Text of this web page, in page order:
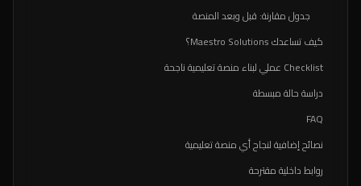
جدول مقارنة: قبل وبعد المنصة
كيف تساعدك Maestro Solutions؟
Checklist عملي لبناء منصة تعليمية ناجحة
دراسة حالة مبسطة
FAQ
نصائح إضافية لنجاح أي منصة تعليمية
روابط داخلية مقترحة